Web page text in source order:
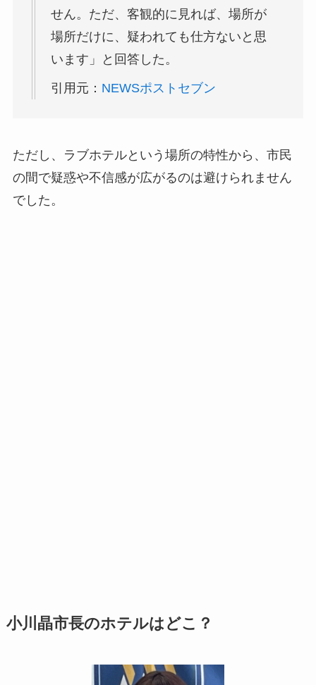
せん。ただ、客観的に見れば、場所が
場所だけに、疑われても仕方ないと思
います」と回答した。
引用元： NEWSポストセブン
ただし、ラブホテルという場所の特性から、市民
の間で疑惑や不信感が広がるのは避けられません
でした。
小川晶市長のホテルはどこ？